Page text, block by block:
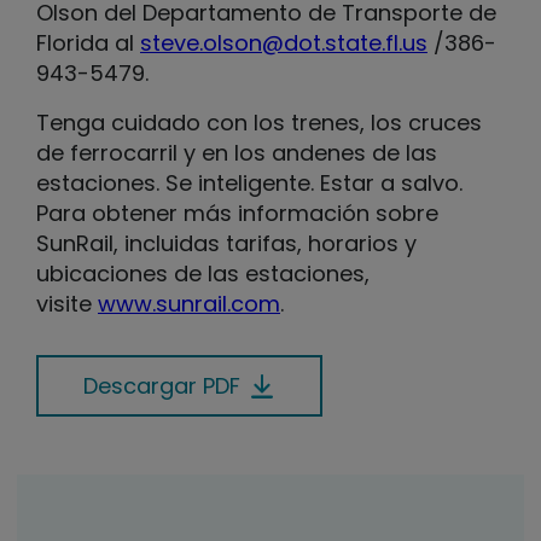
Olson del Departamento de Transporte de
Florida al steve.olson@dot.state.fl.us /386-
943-5479.
Tenga cuidado con los trenes, los cruces
de ferrocarril y en los andenes de las
estaciones. Se inteligente. Estar a salvo.
Para obtener más información sobre
SunRail, incluidas tarifas, horarios y
ubicaciones de las estaciones,
visite www.sunrail.com.
Descargar PDF